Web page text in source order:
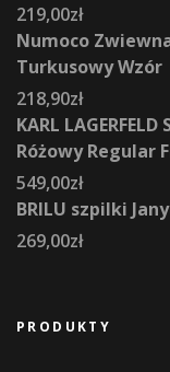
219,00zł
Numoco
Turkusowy Wzór
218,90zł
KARL
Różowy Regular
549,00zł
BRILU szpilki
269,00zł
PRODUKTY